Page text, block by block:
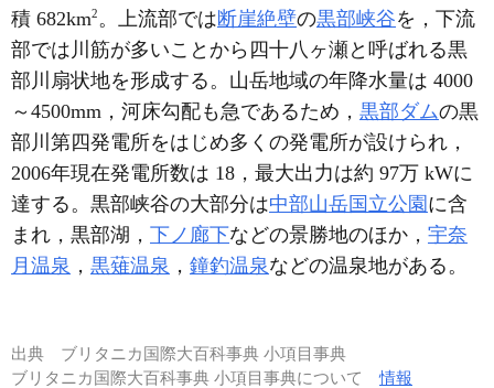
積 682km2。上流部では断崖絶壁の黒部峡谷を，下流
部では川筋が多いことから四十八ヶ瀬と呼ばれる黒
部川扇状地を形成する。山岳地域の年降水量は 4000
～4500mm，河床勾配も急であるため， 黒部ダムの黒
部川第四発電所をはじめ多くの発電所が設けられ，
2006年現在発電所数は 18，最大出力は約 97万 kWに
達する。黒部峡谷の大部分は中部山岳国立公園 に含
まれ，黒部湖， 下ノ廊下などの景勝地のほか， 宇奈
月温泉 ， 黒薙温泉 ， 鐘釣温泉などの温泉地がある。
出典 ブリタニカ国際大百科事典 小項目事典
ブリタニカ国際大百科事典 小項目事典について情報